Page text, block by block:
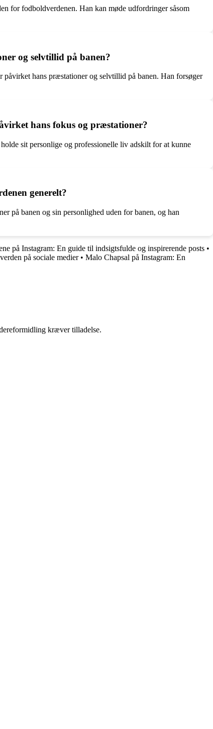
for fodboldverdenen. Han kan møde udfordringer såsom
og selvtillid på banen?
hans præstationer og selvtillid på banen. Han forsøger
hans fokus og præstationer?
sit personlige og professionelle liv adskilt for at kunne
generelt?
på banen og sin personlighed uden for banen, og han
på Instagram: En guide til indsigtsfulde og inspirerende posts •
på sociale medier• Malo Chapsal på Instagram: En
kræver tilladelse.